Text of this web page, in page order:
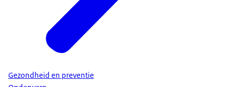
Gezondheid en preventie